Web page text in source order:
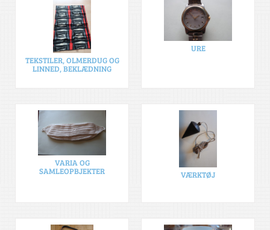
TEKSTILER, OLMERDUG OG
LINNED, BEKLÆDNING
URE
VARIA OG
SAMLEOPBJEKTER VÆRKTØJ